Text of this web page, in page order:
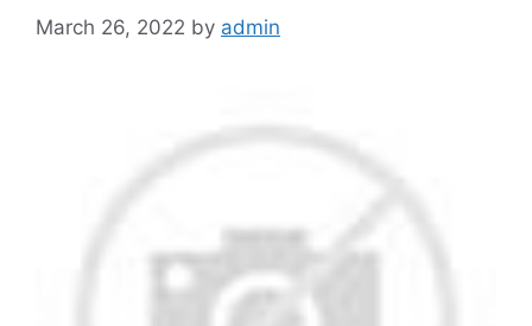
March 26, 2022 by admin